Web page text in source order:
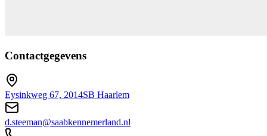
Contactgegevens
Eysinkweg 67, 2014SB Haarlem
d.steeman@saabkennemerland.nl